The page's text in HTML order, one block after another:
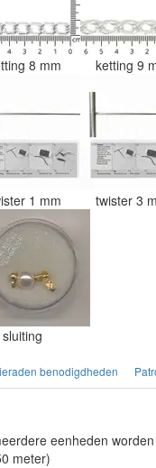
8 mm ketting 9
1 mm twister 3
sluiting
benodigdheden
eenheden
meter)